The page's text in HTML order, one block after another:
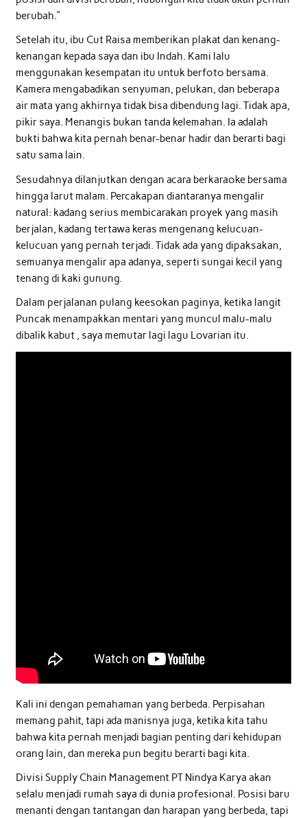
berubah.”
Setelah itu, ibu Cut Raisa memberikan plakat dan kenang-
kenangan kepada saya dan ibu Indah. Kami lalu
menggunakan kesempatan itu untuk berfoto bersama.
Kamera mengabadikan senyuman, pelukan, dan beberapa
air mata yang akhirnya tidak bisa dibendung lagi. Tidak apa,
pikir saya. Menangis bukan tanda kelemahan. Ia adalah
bukti bahwa kita pernah benar-benar hadir dan berarti bagi
satu sama lain.
Sesudahnya dilanjutkan dengan acara berkaraoke bersama
hingga larut malam. Percakapan diantaranya mengalir
natural: kadang serius membicarakan proyek yang masih
berjalan, kadang tertawa keras mengenang kelucuan-
kelucuan yang pernah terjadi. Tidak ada yang dipaksakan,
semuanya mengalir apa adanya, seperti sungai kecil yang
tenang di kaki gunung.
Dalam perjalanan pulang keesokan paginya, ketika langit
Puncak menampakkan mentari yang muncul malu-malu
dibalik kabut , saya memutar lagi lagu Lovarian itu.
Kali ini dengan pemahaman yang berbeda. Perpisahan
memang pahit, tapi ada manisnya juga, ketika kita tahu
bahwa kita pernah menjadi bagian penting dari kehidupan
orang lain, dan mereka pun begitu berarti bagi kita.
Divisi Supply Chain Management PT Nindya Karya akan
selalu menjadi rumah saya di dunia profesional. Posisi baru
menanti dengan tantangan dan harapan yang berbeda, tapi